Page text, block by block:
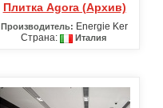
Плитка Agora (Архив)
Производитель: Energie Ker
Страна:
Италия